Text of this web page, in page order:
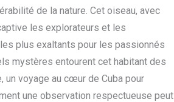
de la nature. Cet oiseau, avec
les explorateurs et les
plus exaltants pour les passionnés
mystères entourent cet habitant des
voyage au cœur de Cuba pour
une observation respectueuse peut